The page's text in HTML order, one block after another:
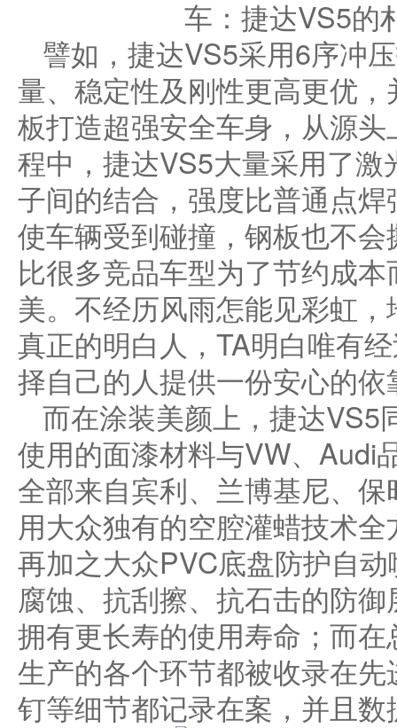
譬如，捷达VS5采用6序冲
量、稳定性及刚性更高更优
板打造超强安全车身，从源
程中，捷达VS5大量采用了
子间的结合，强度比普通点
使车辆受到碰撞，钢板也不
比很多竞品车型为了节约成
美。不经历风雨怎能见彩虹，
真正的明白人，TA明白唯有
择自己的人提供一份安心的依
而在涂装美颜上，捷达VS5
使用的面漆材料与VW、Audi
全部来自宾利、兰博基尼、
用大众独有的空腔灌蜡技术
再加之大众PVC底盘防护自
腐蚀、抗刮擦、抗石击的防
拥有更长寿的使用寿命；而
生产的各个环节都被收录在
钉等细节都记录在案，并且